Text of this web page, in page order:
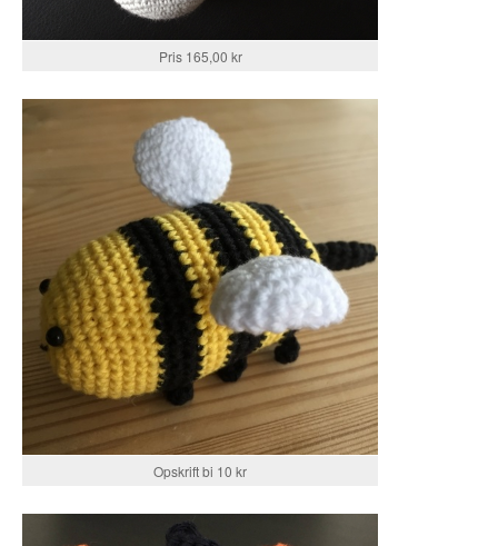
Pris 165,00 kr
Opskrift bi 10 kr